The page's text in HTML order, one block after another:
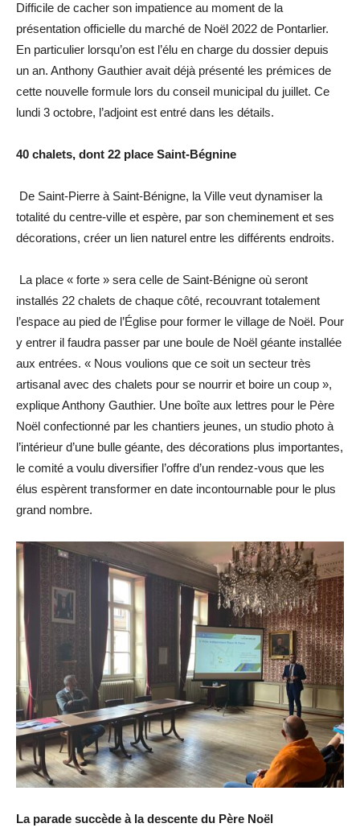
Difficile de cacher son impatience au moment de la
présentation officielle du marché de Noël 2022 de Pontarlier.
En particulier lorsqu’on est l’élu en charge du dossier depuis
un an. Anthony Gauthier avait déjà présenté les prémices de
cette nouvelle formule lors du conseil municipal du juillet. Ce
lundi 3 octobre, l’adjoint est entré dans les détails.
40 chalets, dont 22 place Saint-Bégnine
De Saint-Pierre à Saint-Bénigne, la Ville veut dynamiser la
totalité du centre-ville et espère, par son cheminement et ses
décorations, créer un lien naturel entre les différents endroits.
La place « forte » sera celle de Saint-Bénigne où seront
installés 22 chalets de chaque côté, recouvrant totalement
l’espace au pied de l’Église pour former le village de Noël. Pour
y entrer il faudra passer par une boule de Noël géante installée
aux entrées. « Nous voulions que ce soit un secteur très
artisanal avec des chalets pour se nourrir et boire un coup »,
explique Anthony Gauthier. Une boîte aux lettres pour le Père
Noël confectionné par les chantiers jeunes, un studio photo à
l’intérieur d’une bulle géante, des décorations plus importantes,
le comité a voulu diversifier l’offre d’un rendez-vous que les
élus espèrent transformer en date incontournable pour le plus
grand nombre.
La parade succède à la descente du Père Noël